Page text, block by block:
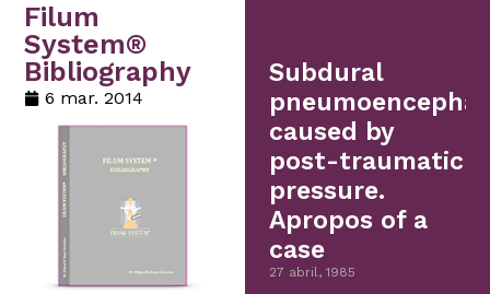
Filum
System®
Bibliography
6 mar. 2014
Subdural
caused by
post-traumatic
pressure.
Apropos of a
case
27 abril, 1985